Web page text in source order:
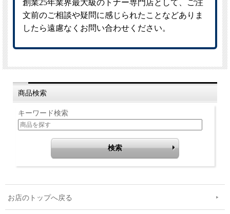
商品検索
キーワード検索
お店のトップへ戻る